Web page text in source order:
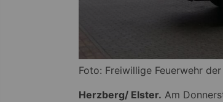
Foto: Freiwillige Feuerwehr
Herzberg/ Elster. Am